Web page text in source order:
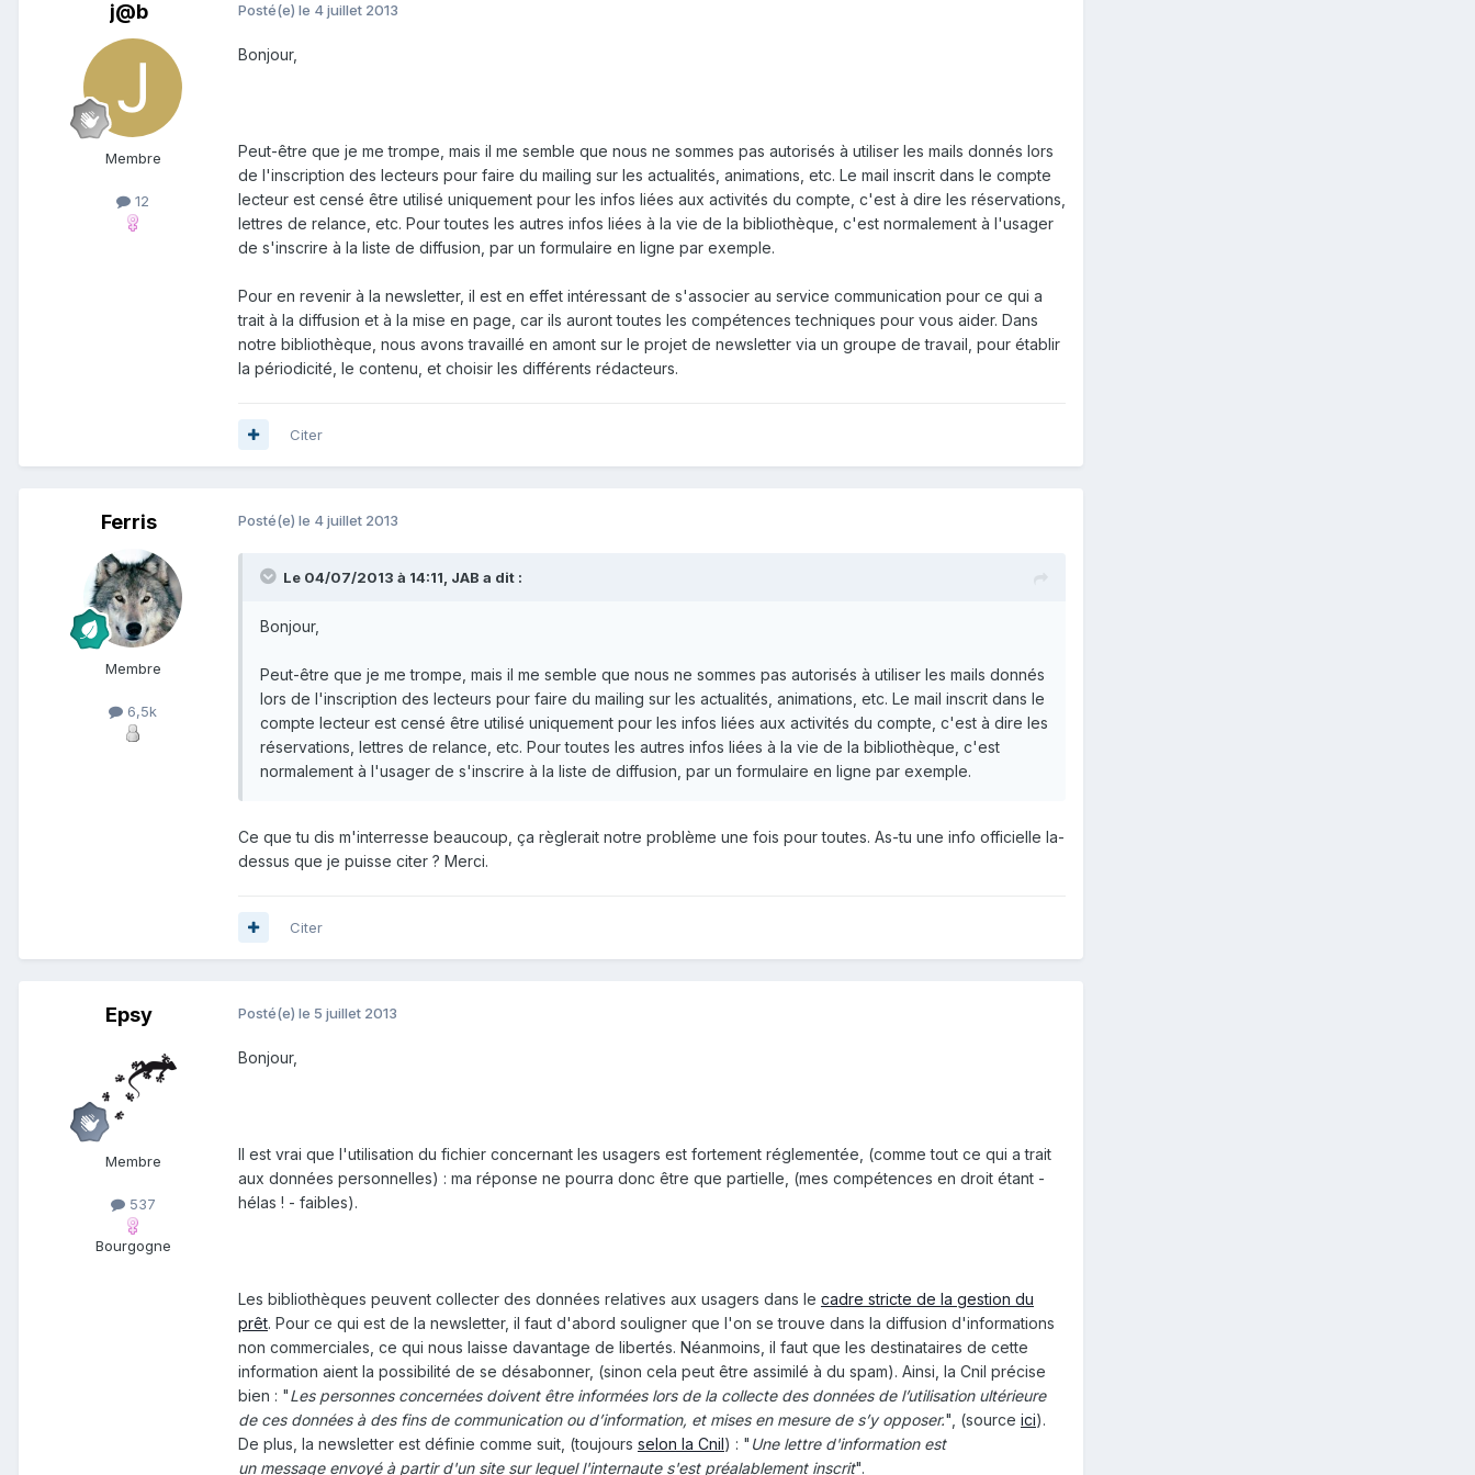
j@b
Membre
12
Posté(e) le 4 juillet 2013
Bonjour,
Peut-être que je me trompe, mais il me semble que nous ne sommes pas autorisés à utiliser les mails donnés lors
de l'inscription des lecteurs pour faire du mailing sur les actualités, animations, etc. Le mail inscrit dans le compte
lecteur est censé être utilisé uniquement pour les infos liées aux activités du compte, c'est à dire les réservations,
lettres de relance, etc. Pour toutes les autres infos liées à la vie de la bibliothèque, c'est normalement à l'usager
de s'inscrire à la liste de diffusion, par un formulaire en ligne par exemple.
Pour en revenir à la newsletter, il est en effet intéressant de s'associer au service communication pour ce qui a
trait à la diffusion et à la mise en page, car ils auront toutes les compétences techniques pour vous aider. Dans
notre bibliothèque, nous avons travaillé en amont sur le projet de newsletter via un groupe de travail, pour établir
la périodicité, le contenu, et choisir les différents rédacteurs.
Citer
Ferris
Membre
6,5k
Posté(e) le 4 juillet 2013
Le 04/07/2013 à 14:11, JAB a dit :
Bonjour,
Peut-être que je me trompe, mais il me semble que nous ne sommes pas autorisés à utiliser les mails donnés
lors de l'inscription des lecteurs pour faire du mailing sur les actualités, animations, etc. Le mail inscrit dans le
compte lecteur est censé être utilisé uniquement pour les infos liées aux activités du compte, c'est à dire les
réservations, lettres de relance, etc. Pour toutes les autres infos liées à la vie de la bibliothèque, c'est
normalement à l'usager de s'inscrire à la liste de diffusion, par un formulaire en ligne par exemple.
Ce que tu dis m'interresse beaucoup, ça règlerait notre problème une fois pour toutes. As-tu une info officielle la-
dessus que je puisse citer ? Merci.
Citer
Epsy
Membre
537
Bourgogne
Posté(e) le 5 juillet 2013
Bonjour,
Il est vrai que l'utilisation du fichier concernant les usagers est fortement réglementée, (comme tout ce qui a trait
aux données personnelles) : ma réponse ne pourra donc être que partielle, (mes compétences en droit étant -
hélas ! - faibles).
Les bibliothèques peuvent collecter des données relatives aux usagers dans le cadre stricte de la gestion du
prêt. Pour ce qui est de la newsletter, il faut d'abord souligner que l'on se trouve dans la diffusion d'informations
non commerciales, ce qui nous laisse davantage de libertés. Néanmoins, il faut que les destinataires de cette
information aient la possibilité de se désabonner, (sinon cela peut être assimilé à du spam). Ainsi, la Cnil précise
bien : "Les personnes concernées doivent être informées lors de la collecte des données de l’utilisation ultérieure
de ces données à des fins de communication ou d’information, et mises en mesure de s’y opposer.", (source ici).
De plus, la newsletter est définie comme suit, (toujours selon la Cnil) : " Une lettre d'information est
un message envoyé à partir d'un site sur lequel l'internaute s'est préalablement inscrit".